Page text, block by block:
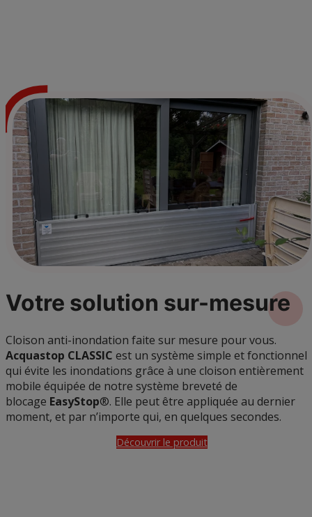
Votre solution sur-mesure
Cloison anti-inondation faite sur mesure pour vous.
Acquastop CLASSIC est un système simple et fonctionnel
qui évite les inondations grâce à une cloison entièrement
mobile équipée de notre système breveté de
blocage EasyStop®. Elle peut être appliquée au dernier
moment, et par n’importe qui, en quelques secondes.
Découvrir le produit